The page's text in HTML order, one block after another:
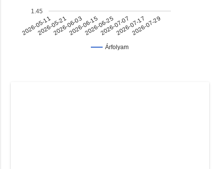
Árfolyam
2026-05-112026-05-212026-06-032026-06-152026-06-252026-07-072026-07-172026-07-29
1.45